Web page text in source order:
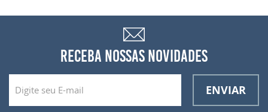
RECEBA NOSSAS NOVIDADES
ENVIAR